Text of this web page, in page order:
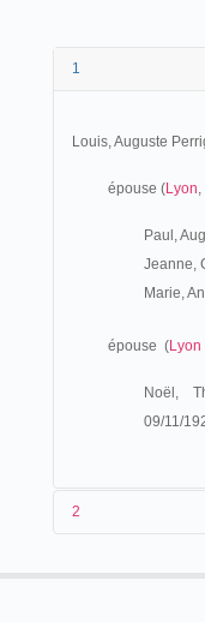
1
Louis, Auguste
épouse (Lyon
Paul,
Jeanne,
Marie,
épouse (Lyon
Noël,
09/11/
2